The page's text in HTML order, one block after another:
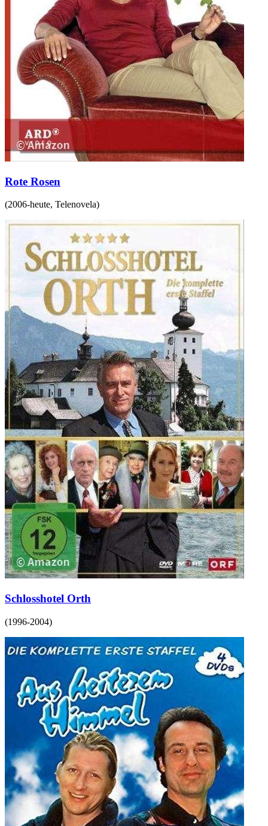
Rote Rosen
(2006-heute, Telenovela)
Schlosshotel Orth
(1996-2004)